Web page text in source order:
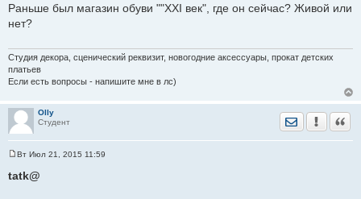
о
б
н
и
е
Раньше был магазин обуви ""ХХI век", где он сейчас? Живой или
нет?
Студия декора, сценический реквизит, новогодние аксессуары, прокат детских
платьев
Если есть вопросы - напишите мне в лс)
Olly
Студент
Отправить
о
о
Вт Июл 21, 2015 11:59
tatk@